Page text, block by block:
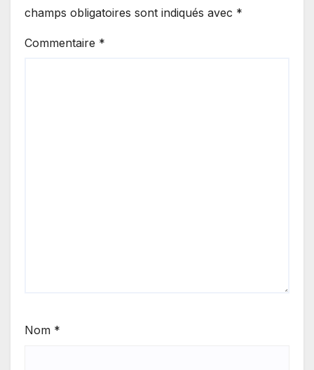
champs obligatoires sont indiqués avec *
Commentaire *
Nom *